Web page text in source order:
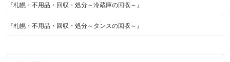
『札幌・不用品・回収・処分～冷蔵庫の回収～』
『札幌・不用品・回収・処分～タンスの回収～』